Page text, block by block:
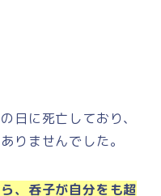
日に死亡しており、
りませんでした。
、呑子が自分をも超